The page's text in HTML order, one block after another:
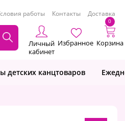
работы Контакты Доставка
Личный
кабинет
Избранное
0
Корзина
детских канцтоваров